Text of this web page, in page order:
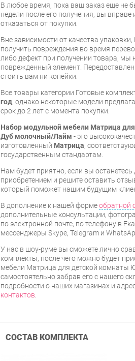
В любое время, пока ваш заказ еще не
недели после его получения, вы
отказаться от покупки.
Вне зависимости от качества
получить повреждения во время
либо дефект при получении товара, мы
поврежденный элемент.
стоить вам ни копейки.
Все товары категории Готовые
год, однако некоторые модели
срок до 2 лет с момента покупки.
Набор модульной мебели Матрица
Дуб молочный/Лайм - это
изготовленный Матрица,
государственным стандартам.
Нам будет приятно, если вы
приобретением и решите оставить
который поможет нашим будущим
В дополнение к нашей формеобратной
дополнительные консультации,
по электронной почте, по телефону в
мессенджеры Skype, Telegram и
У нас в шоу-руме вы сможете лично
комплекты, после чего можно будет
мебели Матрица для детской
самостоятельно забрав его с нашего
подробности о наших магазинах и
контактов
СОСТАВ КОМПЛЕКТА